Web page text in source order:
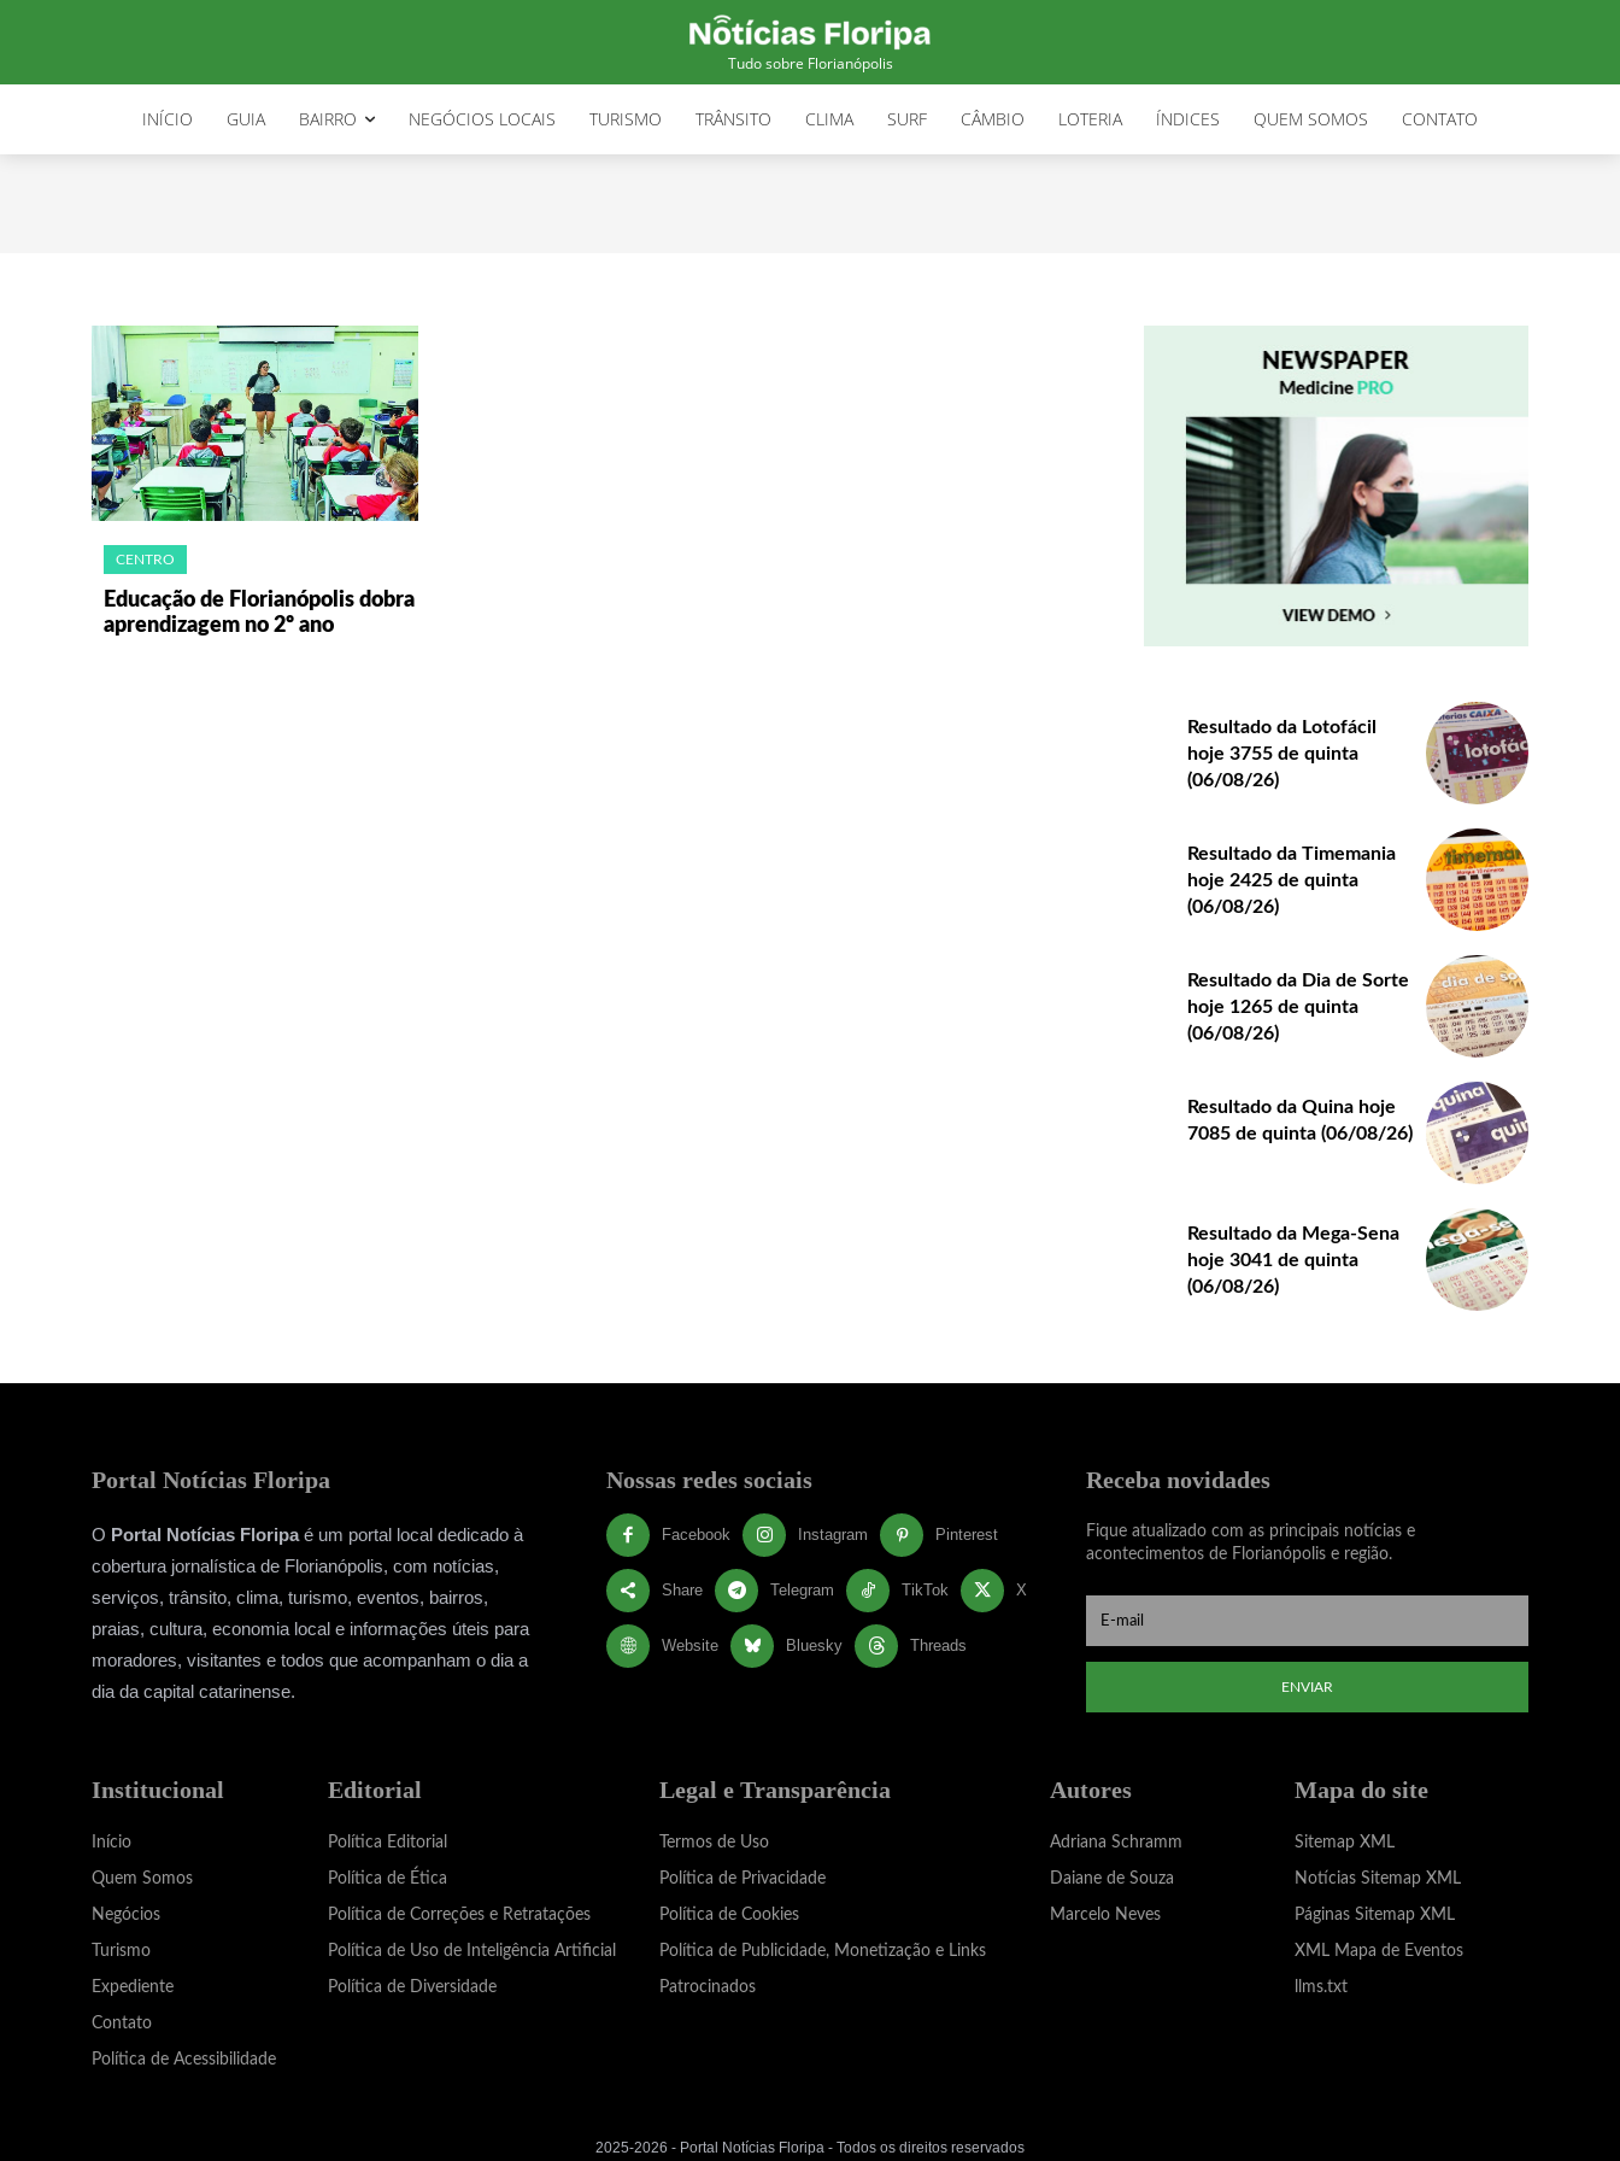
Tudo sobre Florianópolis
INÍCIO GUIA BAIRRO NEGÓCIOS LOCAIS TURISMO TRÂNSITO CLIMA SURF CÂMBIO LOTERIA ÍNDICES QUEM SOMOS CONTATO
educacao florianopolis
CENTRO
Educação de Florianópolis dobra
aprendizagem no 2º ano
Resultado da Lotofácil
hoje 3755 de quinta
(06/08/26)
Resultado da Timemania
hoje 2425 de quinta
(06/08/26)
Resultado da Dia de Sorte
hoje 1265 de quinta
(06/08/26)
Resultado da Quina hoje
7085 de quinta (06/08/26)
Resultado da Mega-Sena
hoje 3041 de quinta
(06/08/26)
Portal Notícias Floripa
O Portal Notícias Floripaé um portal local dedicado à
cobertura jornalística de Florianópolis, com notícias,
serviços, trânsito, clima, turismo, eventos, bairros,
praias, cultura, economia local e informações úteis para
moradores, visitantes e todos que acompanham o dia a
dia da capital catarinense.
Nossas redes sociais
Facebook Instagram Pinterest
Share Telegram TikTok X
Website Bluesky Threads
Receba novidades
Fique atualizado com as principais notícias e
acontecimentos de Florianópolis e região.
ENVIAR
Institucional
Início
Quem Somos
Negócios
Turismo
Expediente
Contato
Política de Acessibilidade
Editorial
Política Editorial
Política de Ética
Política de Correções e Retratações
Política de Uso de Inteligência Artificial
Política de Diversidade
Legal e Transparência
Termos de Uso
Política de Privacidade
Política de Cookies
Política de Publicidade, Monetização e Links
Patrocinados
Autores
Adriana Schramm
Daiane de Souza
Marcelo Neves
Mapa do site
Sitemap XML
Notícias Sitemap XML
Páginas Sitemap XML
XML Mapa de Eventos
llms.txt
2025-2026 - Portal Notícias Floripa - Todos os direitos reservados